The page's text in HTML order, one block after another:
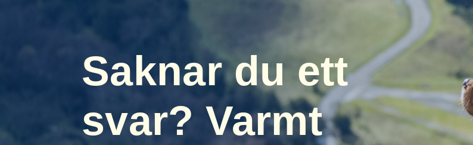
Saknar du ett
svar? Varmt